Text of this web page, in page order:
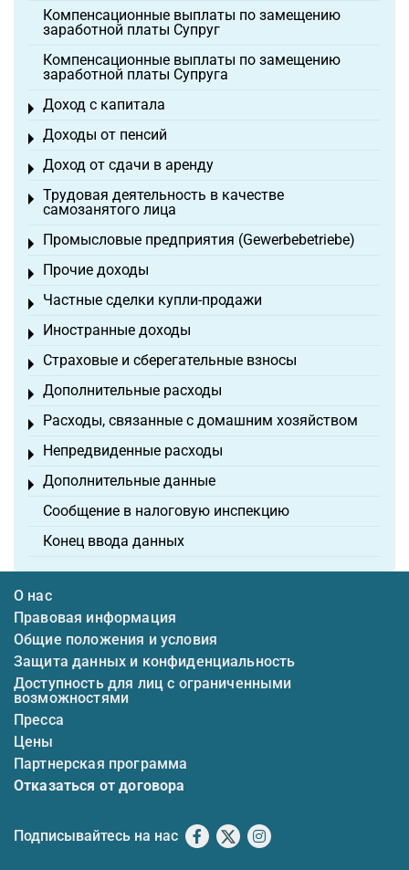
Компенсационные выплаты по замещению
заработной платы Супруг
Компенсационные выплаты по замещению
заработной платы Супруга
Доход с капитала
Toggle menu
Доходы от пенсий
Toggle menu
Доход от сдачи в аренду
Toggle menu
Трудовая деятельность в качестве
самозанятого лица
Toggle menu
Промысловые предприятия (Gewerbebetriebe)
Toggle menu
Прочие доходы
Toggle menu
Частные сделки купли-продажи
Toggle menu
Иностранные доходы
Toggle menu
Страховые и сберегательные взносы
Toggle menu
Дополнительные расходы
Toggle menu
Расходы, связанные с домашним хозяйством
Toggle menu
Непредвиденные расходы
Toggle menu
Дополнительные данные
Toggle menu
Сообщение в налоговую инспекцию
Конец ввода данных
О нас
Правовая информация
Общие положения и условия
Защита данных и конфиденциальность
Доступность для лиц с ограниченными
возможностями
Пресса
Цены
Партнерская программа
Отказаться от договора
Подписывайтесь на нас Facebook
X Instagram